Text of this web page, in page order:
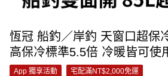
恆冠 船釣／岸釣 天窗口超保
App 獨享活動 宅配滿NT$2,000免運